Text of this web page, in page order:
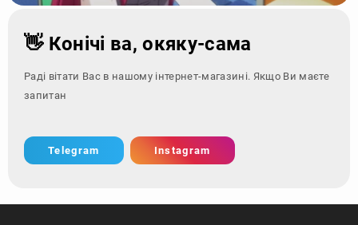
👋 Конічі ва, окяку-сама
Раді вітати Вас в нашому інтернет-магазині. Якщо Ви маєте
запитання - зверні
Telegram Instagram